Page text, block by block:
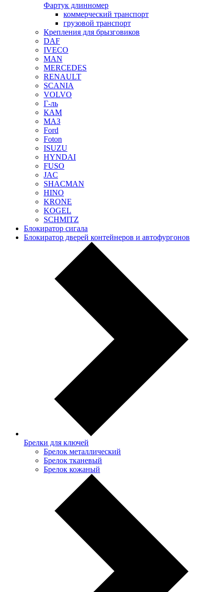
Фартук длинномер
коммерческий транспорт
грузовой транспорт
Крепления для брызговиков
DAF
IVECO
MAN
MERCEDES
RENAULT
SCANIA
VOLVO
Г-ль
КАМ
МАЗ
Ford
Foton
ISUZU
HYNDAI
FUSO
JAC
SHACMAN
HINO
KRONE
KOGEL
SCHMITZ
Блокиратор сигала
Блокиратор дверей контейнеров и автофургонов
Брелки для ключей
Брелок металлический
Брелок тканевый
Брелок кожаный